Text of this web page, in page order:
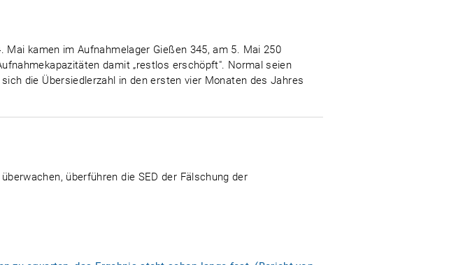
kamen im Aufnahmelager Gießen 345, am 5. Mai 250
damit „restlos erschöpft". Normal seien
die Übersiedlerzahl in den ersten vier Monaten des Jahres
überführen die SED der Fälschung der